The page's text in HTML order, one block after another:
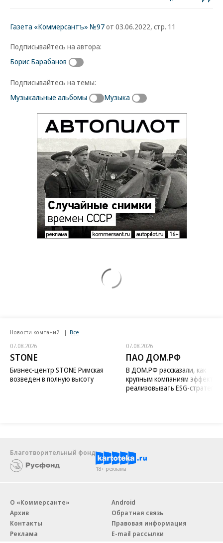
Газета «Коммерсантъ» №97от 03.06.2022, стр. 11
Подписывайтесь на автора:
Борис Барабанов
Подписывайтесь на темы:
Музыкальные альбомы
Музыка
Новости компаний Все
07.08.2026
STONE
Бизнес-центр STONE Римская
возведен в полную высоту
07.08.2026
ПАО ДОМ.РФ
В ДОМ.РФ рассказали, как
крупным компаниям
реализовывать ESG-стратегию
Благотворительный фонд
18+ реклама
О «Коммерсанте»
Архив
Контакты
Реклама
Android
Обратная связь
Правовая информация
E-mail рассылки